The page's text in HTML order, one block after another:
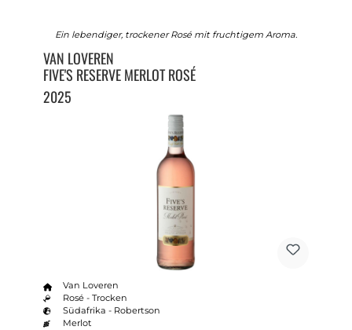
Ein lebendiger, trockener Rosé mit fruchtigem Aroma.
VAN LOVEREN
FIVE'S RESERVE MERLOT ROSÉ
2025
Van Loveren
Rosé - Trocken
Südafrika - Robertson
Merlot